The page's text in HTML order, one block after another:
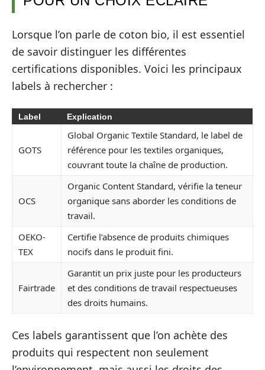
Lorsque l’on parle de coton bio, il est essentiel
de savoir distinguer les différentes
certifications disponibles. Voici les principaux
labels à rechercher :
Label Explication
GOTS
Global Organic Textile Standard, le label de
référence pour les textiles organiques,
couvrant toute la chaîne de production.
OCS
Organic Content Standard, vérifie la teneur
organique sans aborder les conditions de
travail.
OEKO-
TEX
Certifie l’absence de produits chimiques
nocifs dans le produit fini.
Fairtrade
Garantit un prix juste pour les producteurs
et des conditions de travail respectueuses
des droits humains.
Ces labels garantissent que l’on achète des
produits qui respectent non seulement